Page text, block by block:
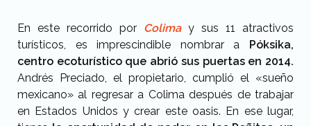
En este recorrido por Colima y sus 11 atractivos
turísticos, es imprescindible nombrar a Póksika,
centro ecoturístico que abrió sus puertas en 2014.
Andrés Preciado, el propietario, cumplió el «sueño
mexicano» al regresar a Colima después de trabajar
en Estados Unidos y crear este oasis. En ese lugar,
tienes la oportunidad de nadar en las Peñitas, un